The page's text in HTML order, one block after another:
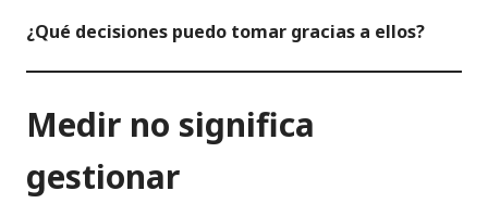
¿Qué decisiones puedo tomar gracias a ellos?
Medir no significa
gestionar